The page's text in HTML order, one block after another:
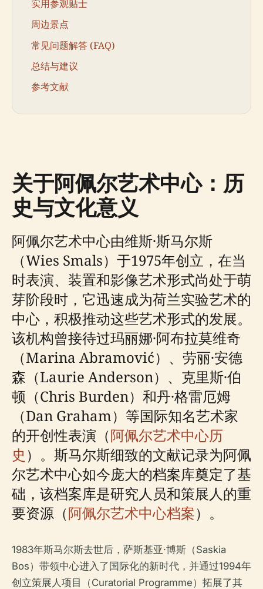
实用参观贴士
周边景点
常见问题解答 (FAQ)
总结与建议
参考文献
关于阿佩尔艺术中心：历
史与文化意义
阿佩尔艺术中心由维斯·斯马尔斯
（Wies Smals）于1975年创立，在当
时表演、装置和影像艺术形式尚处于萌
芽阶段时，它迅速成为荷兰实验艺术的
中心，积极推动这些艺术形式的发展。
该机构曾接待过玛丽娜·阿布拉莫维奇
（Marina Abramović）、劳丽·安德
森（Laurie Anderson）、克里斯·伯
顿（Chris Burden）和丹·格雷厄姆
（Dan Graham）等国际知名艺术家
的开创性表演（阿佩尔艺术中心历
史 ）。斯马尔斯细致的文献记录为阿佩
尔艺术中心如今庞大的档案库奠定了基
础，该档案库是研究人员和策展人的重
要资源（阿佩尔艺术中心档案）。
1983年斯马尔斯去世后，萨斯基亚·博斯（Saskia
Bos）带领中心进入了国际化的新时代，并通过1994年
创立策展人项目（Curatorial Programme）拓展了其